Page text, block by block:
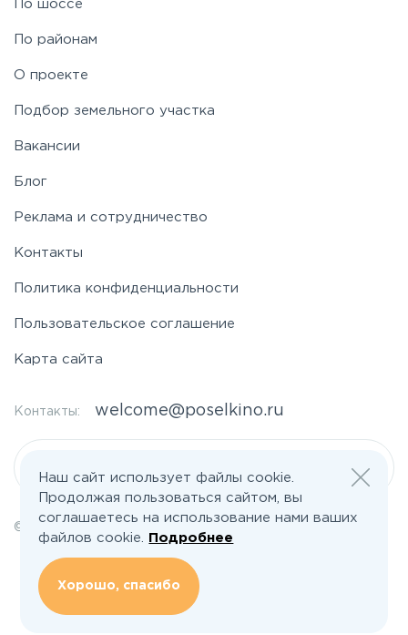
По шоссе
По районам
О проекте
Подбор земельного участка
Вакансии
Блог
Реклама и сотрудничество
Контакты
Политика конфиденциальности
Пользовательское соглашение
Карта сайта
Контакты: welcome@poselkino.ru
© 2026 Все права защищены | poselkino.ru
ИП Маслов Дмитрий Валерьевич
ИНН 503406273833
+79647266008
142613, Московская область, Орехово-Зуево, ул. Северная, д.14, кв.145
Наш сайт использует файлы cookie.
Продолжая пользоваться сайтом, вы
соглашаетесь на использование нами ваших
файлов cookie.
Подробнее
Хорошо, спасибо